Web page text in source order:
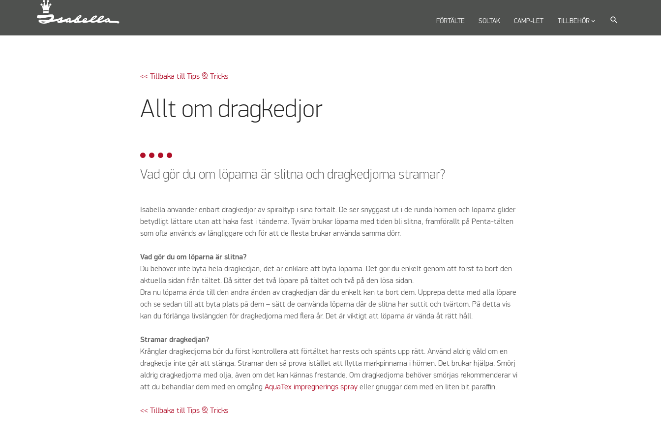
FÖRTÄLTE SOLTAK CAMP-LET TILLBEHÖRkeyboard_arrow_down search
<< Tillbaka till Tips & Tricks
Allt om dragkedjor
Vad gör du om löparna är slitna och dragkedjorna stramar?
Isabella använder enbart dragkedjor av spiraltyp i sina förtält. De ser snyggast ut i de runda hörnen och löparna glider
betydligt lättare utan att haka fast i tänderna. Tyvärr brukar löparna med tiden bli slitna, framförallt på Penta-tälten
som ofta används av långliggare och för att de flesta brukar använda samma dörr.
Vad gör du om löparna är slitna?
Du behöver inte byta hela dragkedjan, det är enklare att byta löparna. Det gör du enkelt genom att först ta bort den
aktuella sidan från tältet. Då sitter det två löpare på tältet och två på den lösa sidan.
Dra nu löparna ända till den andra änden av dragkedjan där du enkelt kan ta bort dem. Upprepa detta med alla löpare
och se sedan till att byta plats på dem – sätt de oanvända löparna där de slitna har suttit och tvärtom. På detta vis
kan du förlänga livslängden för dragkedjorna med flera år. Det är viktigt att löparna är vända åt rätt håll.
Stramar dragkedjan?
Krånglar dragkedjorna bör du först kontrollera att förtältet har rests och spänts upp rätt. Använd aldrig våld om en
dragkedja inte går att stänga. Stramar den så prova istället att flytta markpinnarna i hörnen. Det brukar hjälpa. Smörj
aldrig dragkedjorna med olja, även om det kan kännas frestande. Om dragkedjorna behöver smörjas rekommenderar vi
att du behandlar dem med en omgångAquaTex impregnerings spray eller gnuggar dem med en liten bit paraffin.
<< Tillbaka till Tips & Tricks